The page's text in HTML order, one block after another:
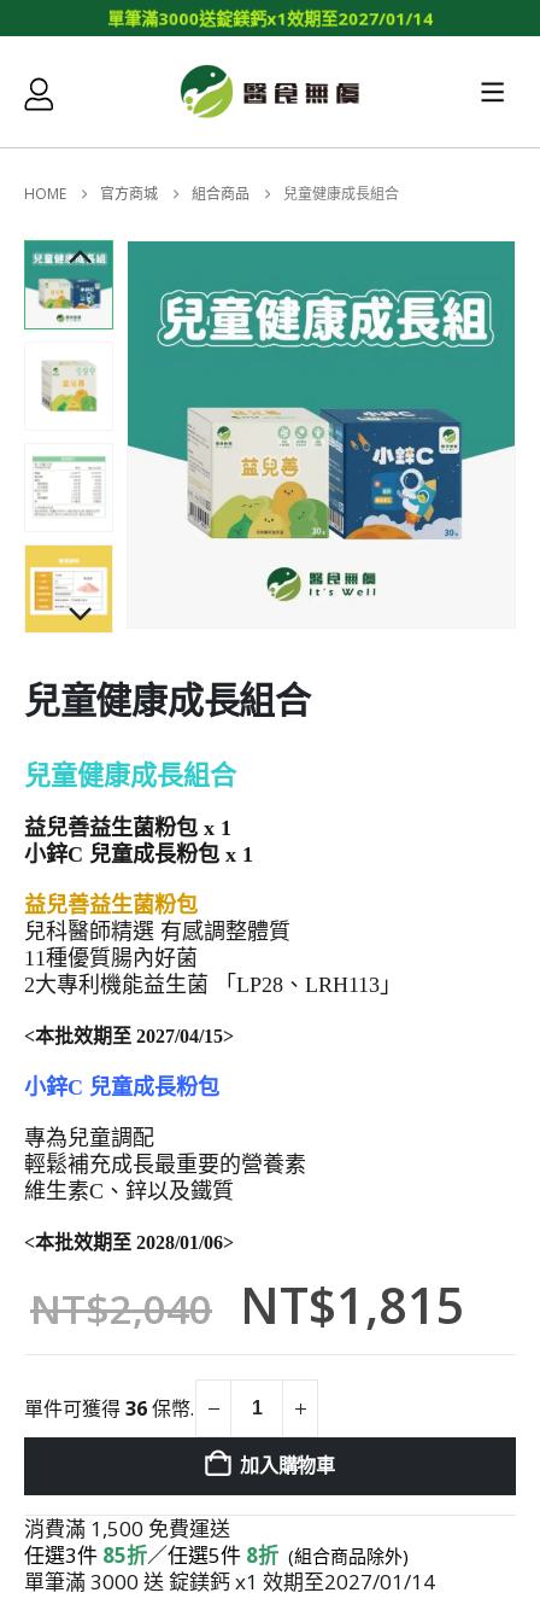
單筆滿3000送錠鎂鈣x1效期至2027/01/1
HOME 官方商城 組合商品 兒童健康成長組合
兒童健康成長組合
兒童健康成長組合
益兒善益生菌粉包 x 1
小鋅C 兒童成長粉包 x 1
益兒善益生菌粉包
兒科醫師精選 有感調整體質
11種優質腸內好菌
2大專利機能益生菌 「LP28、LRH113」
<本批效期至 2027/04/15>
小鋅C 兒童成長粉包
專為兒童調配
輕鬆補充成長最重要的營養素
維生素C、鋅以及鐵質
<本批效期至 2028/01/06>
NT$2,040 原
始
價
格：
NT$2,040。
NT$1,815
前
格
單件可獲得36保幣.
加入購物車
消費滿 1,500 免費運送
任選3件 85折／任選5件 8折 (組合商品除外)
單筆滿 3000 送 錠鎂鈣 x1 效期至2027/01/14